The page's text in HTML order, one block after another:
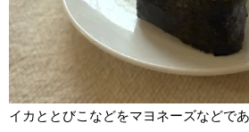
イカととびこなどをマヨネーズなどで